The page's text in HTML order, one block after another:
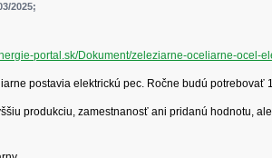
2025;
portal.sk/Dokument/zeleziarne-oceliarne-ocel-
postavia elektrickú pec. Ročne budú potrebovať
produkciu, zamestnanosť ani pridanú hodnotu,